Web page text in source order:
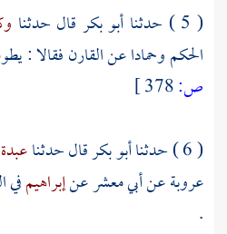
( 5 ) حدثنا
أبو بكر قال حدثنا
الحكموحماداعن القارن فقالا :
ص:
( 6 ) حدثنا
أبو بكرقال حدثنا
عروبةعنأبي معشرعنإبراهيمفي
.